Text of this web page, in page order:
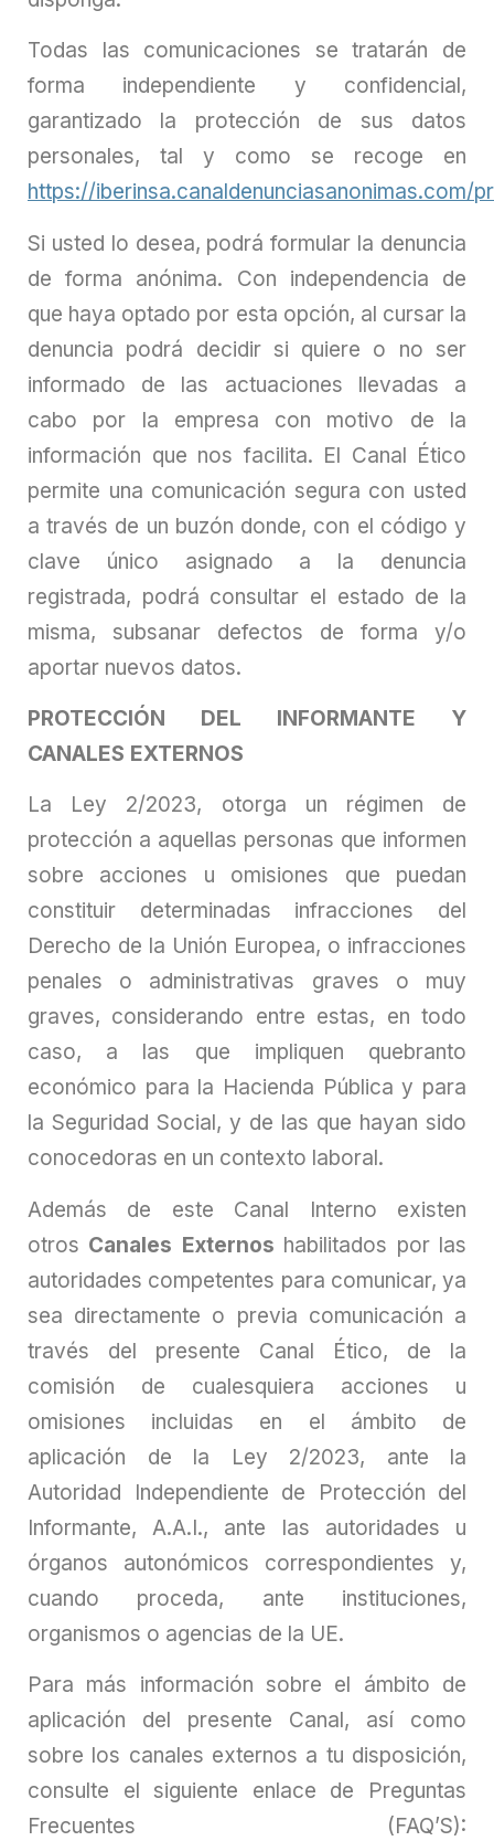
Todas las comunicaciones se tratarán de
forma independiente y confidencial,
garantizado la protección de sus datos
personales, tal y como se recoge en
https://iberinsa.canaldenunciasanonimas.com/
Si usted lo desea, podrá formular la denuncia
de forma anónima. Con independencia de
que haya optado por esta opción, al cursar la
denuncia podrá decidir si quiere o no ser
informado de las actuaciones llevadas a
cabo por la empresa con motivo de la
información que nos facilita. El Canal Ético
permite una comunicación segura con usted
a través de un buzón donde, con el código y
clave único asignado a la denuncia
registrada, podrá consultar el estado de la
misma, subsanar defectos de forma y/o
aportar nuevos datos.
PROTECCIÓN DEL INFORMANTE Y
CANALES EXTERNOS
La Ley 2/2023, otorga un régimen de
protección a aquellas personas que informen
sobre acciones u omisiones que puedan
constituir determinadas infracciones del
Derecho de la Unión Europea, o infracciones
penales o administrativas graves o muy
graves, considerando entre estas, en todo
caso, a las que impliquen quebranto
económico para la Hacienda Pública y para
la Seguridad Social, y de las que hayan sido
conocedoras en un contexto laboral.
Además de este Canal Interno existen
otros Canales Externos habilitados por las
autoridades competentes para comunicar, ya
sea directamente o previa comunicación a
través del presente Canal Ético, de la
comisión de cualesquiera acciones u
omisiones incluidas en el ámbito de
aplicación de la Ley 2/2023, ante la
Autoridad Independiente de Protección del
Informante, A.A.I., ante las autoridades u
órganos autonómicos correspondientes y,
cuando proceda, ante instituciones,
organismos o agencias de la UE.
Para más información sobre el ámbito de
aplicación del presente Canal, así como
sobre los canales externos a tu disposición,
consulte el siguiente enlace de Preguntas
Frecuentes (FAQ’S):